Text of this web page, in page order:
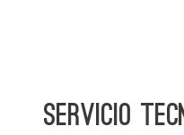
Servicio